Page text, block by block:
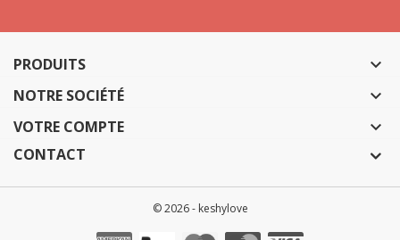
PRODUITS 
NOTRE SOCIÉTÉ 
VOTRE COMPTE 
CONTACT
© 2026 - keshylove